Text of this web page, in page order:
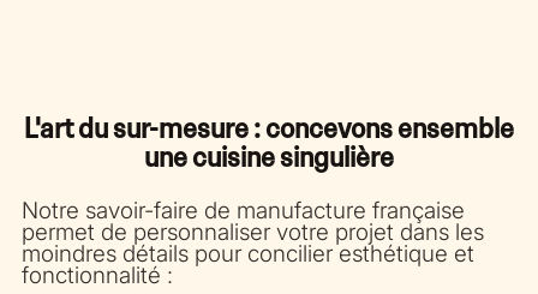
L'art du sur-mesure : concevons ensemble
une cuisine singulière
Notre savoir-faire de manufacture française
permet de personnaliser votre projet dans les
moindres détails pour concilier esthétique et
fonctionnalité :